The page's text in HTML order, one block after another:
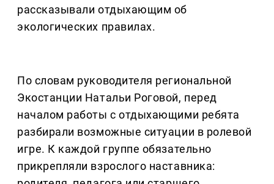
рассказывали отдыхающим об
экологических правилах.
По словам руководителя региональной
Экостанции Натальи Роговой, перед
началом работы с отдыхающими ребята
разбирали возможные ситуации в ролевой
игре. К каждой группе обязательно
прикрепляли взрослого наставника: